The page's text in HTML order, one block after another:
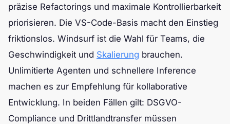
präzise Refactorings und maximale Kontrollierbarkeit
priorisieren. Die VS-Code-Basis macht den Einstieg
friktionslos. Windsurf ist die Wahl für Teams, die
Geschwindigkeit und Skalierung brauchen.
Unlimitierte Agenten und schnellere Inference
machen es zur Empfehlung für kollaborative
Entwicklung. In beiden Fällen gilt: DSGVO-
Compliance und Drittlandtransfer müssen